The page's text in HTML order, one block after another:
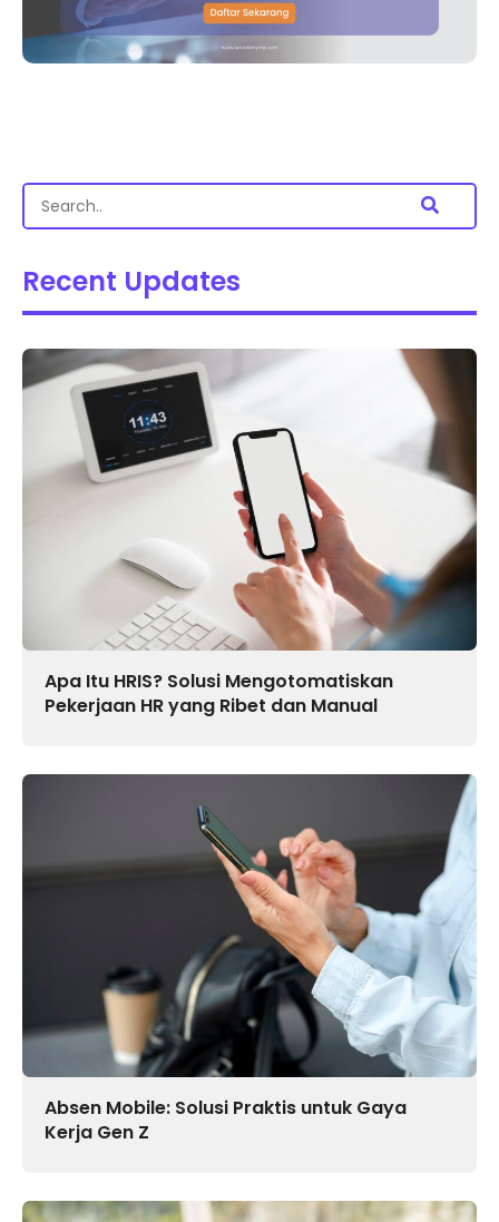
Recent Updates
Apa Itu HRIS? Solusi Mengotomatiskan
Pekerjaan HR yang Ribet dan Manual
Absen Mobile: Solusi Praktis untuk Gaya
Kerja Gen Z